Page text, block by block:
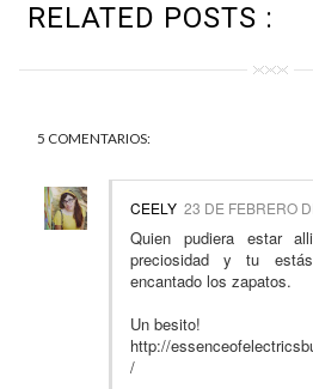
RELATED POSTS :
5 COMENTARIOS:
CEELY 23 DE FEBRERO
Quien pudiera estar
preciosidad y tu
encantado los zapatos.
Un besito!
http://
/